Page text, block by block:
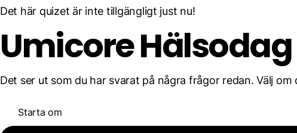
Det här quizet är inte tillgängligt just nu!
Umicore Hälsodag
Det ser ut som du har svarat på några frågor redan. Välj
Starta om